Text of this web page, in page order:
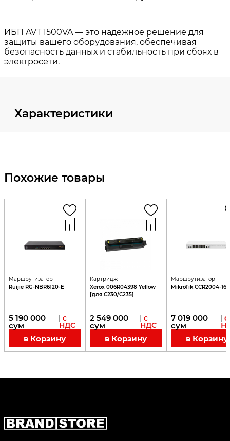
Характеристики
Похожие товары
Маршрутизатор
Ruijie RG-NBR6120-E
5 190 000
сум
| с
НДС
в Корзину
Картридж
Xerox 006R04398 Yellow
[для C230/C235]
2 549 000
сум
| с
НДС
в Корзину
Маршрутизатор
MikroTik CCR2004-
7 019 000
сум
| с
в Корзину